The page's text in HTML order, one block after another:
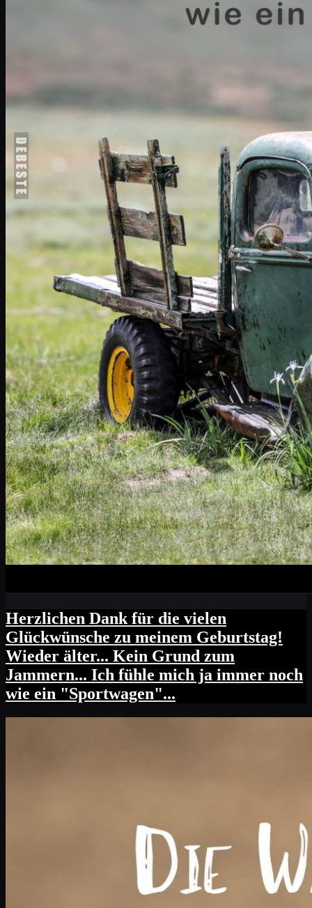
Herzlichen Dank für die vielen
Glückwünsche zu meinem Geburtstag!
Wieder älter... Kein Grund zum
Jammern... Ich fühle mich ja immer noch
wie ein "Sportwagen"...